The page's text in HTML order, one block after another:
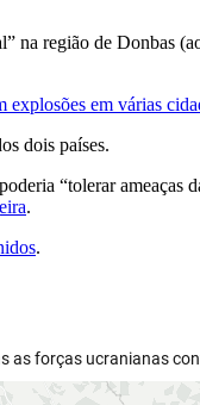
na região de Donbas
explosões em várias
dois países.
“tolerar ameaças
.
.